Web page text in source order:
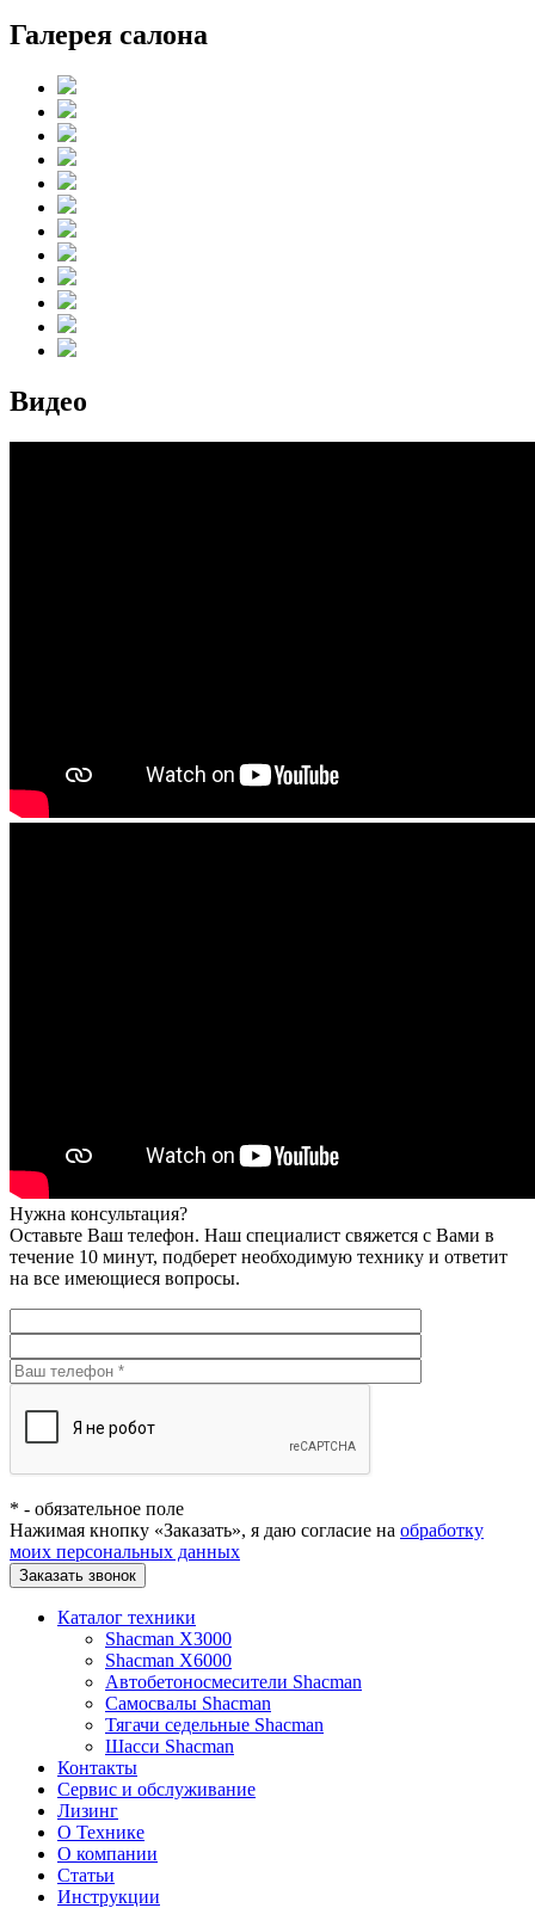
Галерея салона
Видео
Нужна консультация?
Оставьте Ваш телефон. Наш специалист свяжется с Вами в
течение 10 минут, подберет необходимую технику и ответит
на все имеющиеся вопросы.
* - обязательное поле
Нажимая кнопку «Заказать», я даю согласие на обработку
моих персональных данных
Заказать звонок
Каталог техники
Shacman X3000
Shacman X6000
Автобетоносмесители Shacman
Самосвалы Shacman
Тягачи седельные Shacman
Шасси Shacman
Контакты
Сервис и обслуживание
Лизинг
О Технике
О компании
Статьи
Инструкции